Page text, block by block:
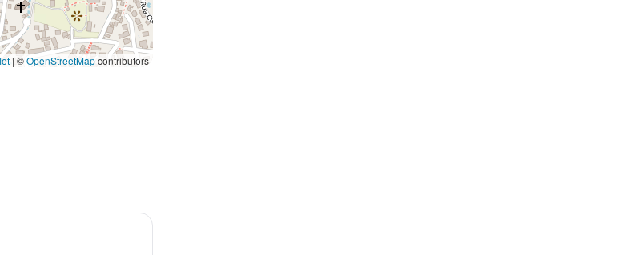
| ©OpenStreetMapcontributors